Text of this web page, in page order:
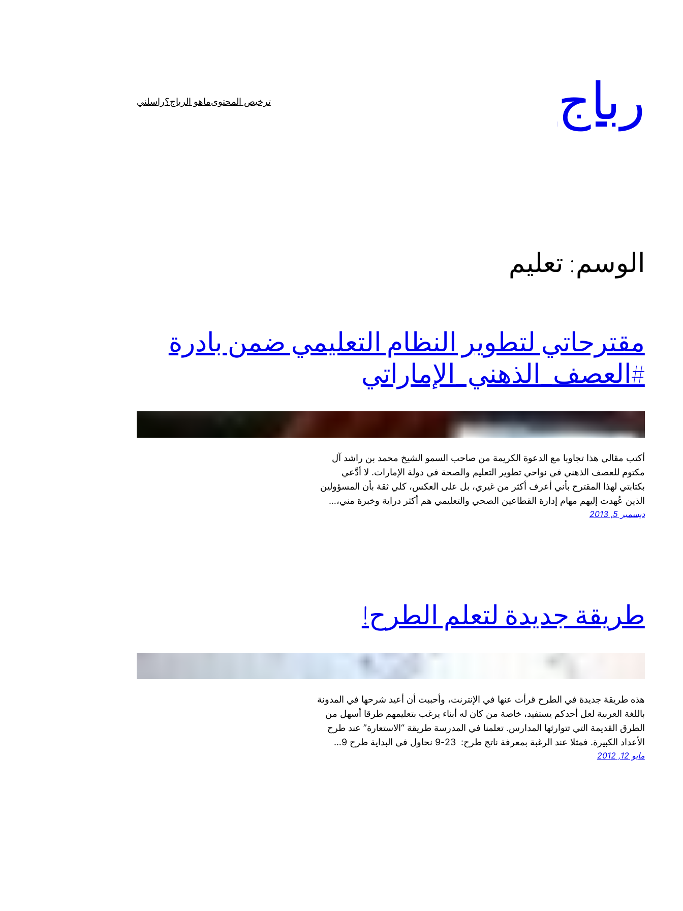
رباج ترخيص المحتوىماهو الرباج؟راسلني
الوسم: تعليم
مقترحاتي لتطوير النظام التعليمي ضمن بادرة
#العصف_الذهني_الإماراتي
أكتب مقالي هذا تجاوبا مع الدعوة الكريمة من صاحب السمو الشيخ محمد بن راشد آل
مكتوم للعصف الذهني في نواحي تطوير التعليم والصحة في دولة الإمارات. لا أدَّعي
بكتابتي لهذا المقترح بأني أعرف أكثر من غيري، بل على العكس، كلي ثقة بأن المسؤولين
الذين عُهدت إليهم مهام إدارة القطاعين الصحي والتعليمي هم أكثر دراية وخبرة مني،…
ديسمبر 5, 2013
طريقة جديدة لتعلم الطرح!
هذه طريقة جديدة في الطرح قرأت عنها في الإنترنت، وأحببت أن أعيد شرحها في المدونة
باللغة العربية لعل أحدكم يستفيد، خاصة من كان له أبناء يرغب بتعليمهم طرقا أسهل من
الطرق القديمة التي تتوارثها المدارس. تعلمنا في المدرسة طريقة “الاستعارة” عند طرح
الأعداد الكبيرة. فمثلا عند الرغبة بمعرفة ناتج طرح: 23-9 نحاول في البداية طرح 9…
مايو 12, 2012